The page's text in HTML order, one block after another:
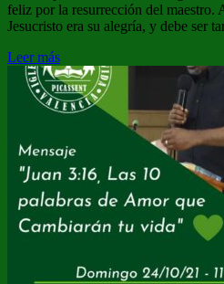
feliz por la resurrección del maestro.
Jesucristo era su alegría, y debe ser
Leer más